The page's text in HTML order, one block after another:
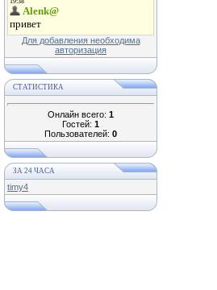
Для добавления необходима
авторизация
СТАТИСТИКА
Онлайн всего: 1
Гостей: 1
Пользователей: 0
ЗА 24 ЧАСА
timy4